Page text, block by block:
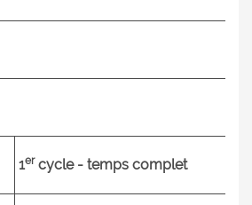
1ercycle - temps complet